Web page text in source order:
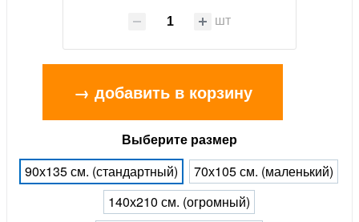
шт
→ добавить в корзину
Выберите размер
90х135 см. (стандартный)
70х105 см. (маленький)
140х210 см. (огромный)